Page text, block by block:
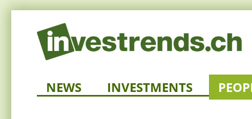
NEWS INVESTMENTS